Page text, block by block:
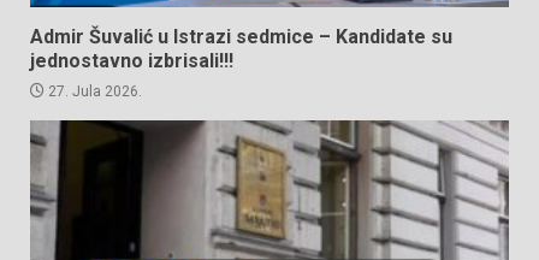
Admir Šuvalić u Istrazi sedmice – Kandidate su
jednostavno izbrisali!!!
27. Jula 2026.